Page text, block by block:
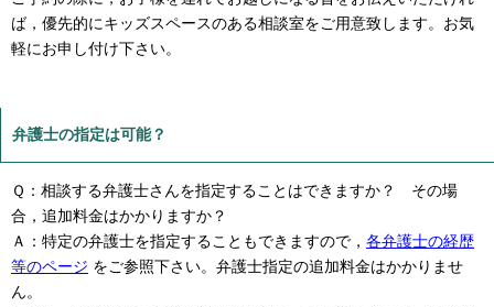
ば，優先的にキッズスペースのある相談室をご用意致します。お気
軽にお申し付け下さい。
弁護士の指定は可能？
Ｑ：相談する弁護士さんを指定することはできますか？ その場
合，追加料金はかかりますか？
Ａ：特定の弁護士を指定することもできますので， 各弁護士の経歴
等のページ をご参照下さい。弁護士指定の追加料金はかかりませ
ん。